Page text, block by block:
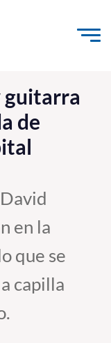
guitarra
de
en la
que se
capilla